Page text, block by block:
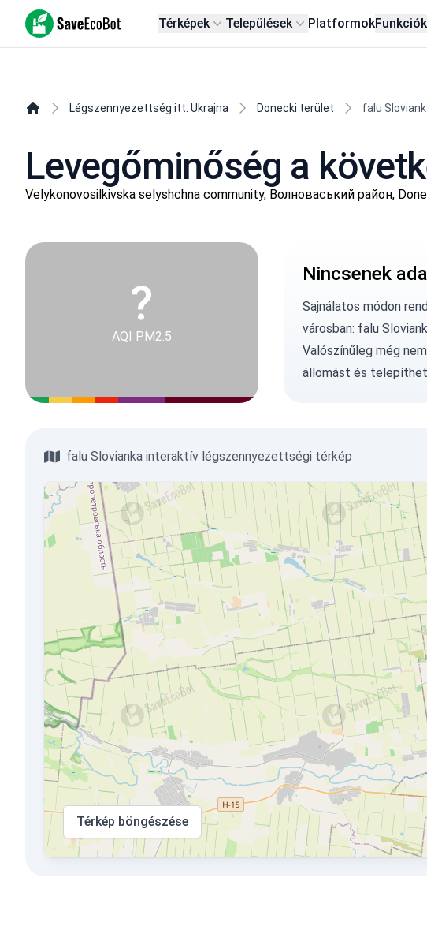
SaveEcoBot Térképek Települések PlatformokFunkciók
Légszennyezettség itt: Ukrajna Donecki terület falu
Levegőminőség a
Velykonovosilkivska selyshchna community, Волноваський район,
?
AQI PM2.5
Nincsenek
Sajnálatos módon
városban: falu
Valószínűleg még
állomást és
falu Slovianka interaktív légszennyezettségi térkép
Térkép böngészése